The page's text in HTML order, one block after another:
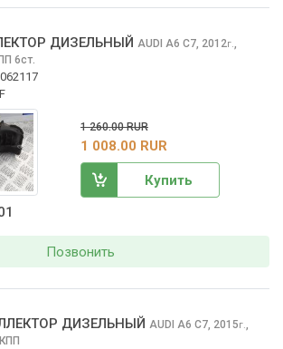
ДИЗЕЛЬНЫЙ AUDI A6 C7, 2012г.,
6ст.
1 260.00 RUR
1 008.00 RUR
Купить
Позвонить
ДИЗЕЛЬНЫЙ AUDI A6 C7, 2015г.,